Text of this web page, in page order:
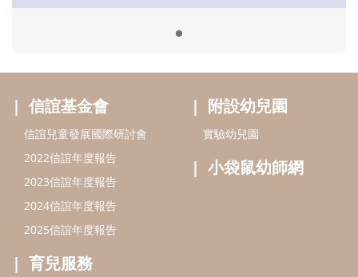
2024信誼年度報告
好孕袋
分齡育兒電子報
線上教養諮詢
出版服務
信誼基金出版社
閱讀推廣